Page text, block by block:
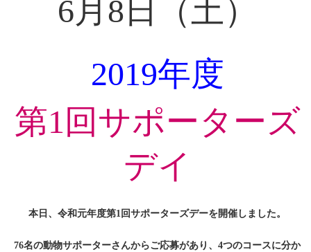
6月8日（土）
2019年度
第1回サポーターズ
デイ
本日、令和元年度第1回サポーターズデーを開催しました。
76名の動物サポーターさんからご応募があり、4つのコースに分か